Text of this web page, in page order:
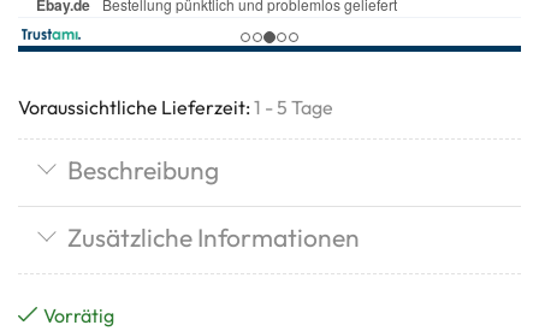
Voraussichtliche Lieferzeit: 1 - 5 Tage
Beschreibung
Zusätzliche Informationen
Vorrätig